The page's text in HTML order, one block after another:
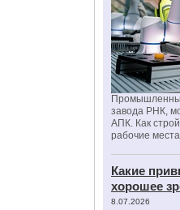
завода РНК,
АПК. Как
рабочие
Какие
хорошее
8.07.2026